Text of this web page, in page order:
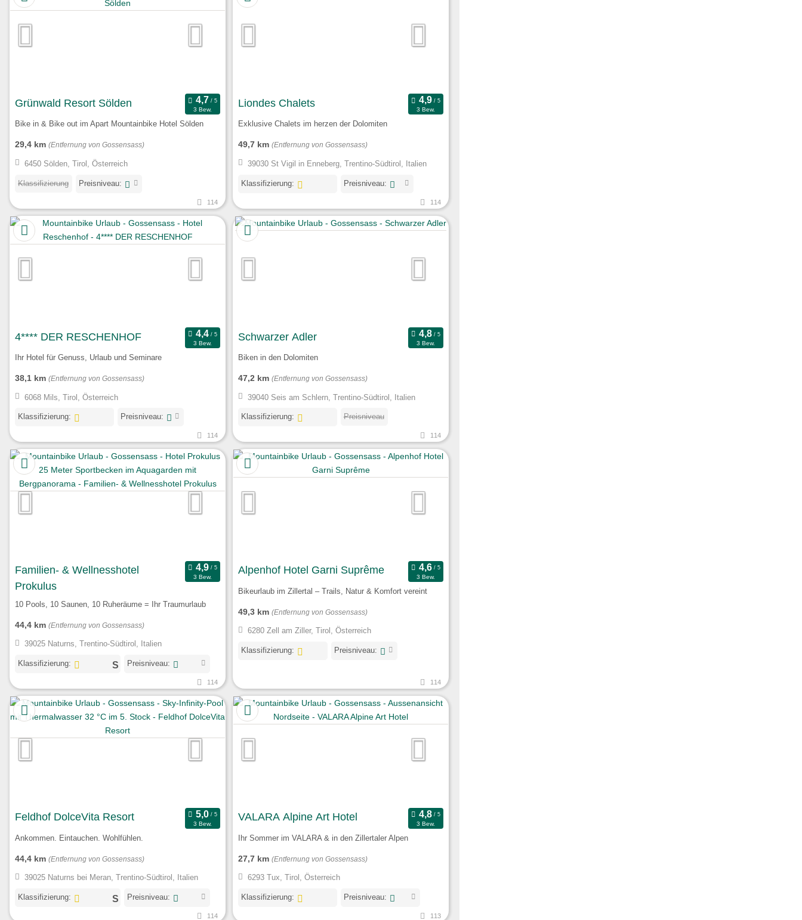
Grünwald Resort Sölden
3 Bew.
Bike in & Bike out im Apart Mountainbike Hotel Sölden
29,4 km (Entfernung von Gossensass)
6450 Sölden, Tirol, Österreich
Klassifizierung Preisniveau:
114
Liondes Chalets
3 Bew.
Exklusive Chalets im herzen der Dolomiten
49,7 km (Entfernung von Gossensass)
39030 St Vigil in Enneberg, Trentino-Südtirol, Italien
Klassifizierung: Preisniveau:
114
4**** DER RESCHENHOF
3 Bew.
Ihr Hotel für Genuss, Urlaub und Seminare
38,1 km (Entfernung von Gossensass)
6068 Mils, Tirol, Österreich
Klassifizierung: Preisniveau:
114
Schwarzer Adler
3 Bew.
Biken in den Dolomiten
47,2 km (Entfernung von Gossensass)
39040 Seis am Schlern, Trentino-Südtirol, Italien
Klassifizierung: Preisniveau
114
Familien- & Wellnesshotel
Prokulus
3 Bew.
10 Pools, 10 Saunen, 10 Ruheräume = Ihr Traumurlaub
44,4 km (Entfernung von Gossensass)
39025 Naturns, Trentino-Südtirol, Italien
Klassifizierung: Preisniveau:
114
Alpenhof Hotel Garni Suprême
3 Bew.
Bikeurlaub im Zillertal – Trails, Natur & Komfort vereint
49,3 km (Entfernung von Gossensass)
6280 Zell am Ziller, Tirol, Österreich
Klassifizierung: Preisniveau:
114
Feldhof DolceVita Resort
3 Bew.
Ankommen. Eintauchen. Wohlfühlen.
44,4 km (Entfernung von Gossensass)
39025 Naturns bei Meran, Trentino-Südtirol, Italien
Klassifizierung: Preisniveau:
114
VALARA Alpine Art Hotel
3 Bew.
Ihr Sommer im VALARA & in den Zillertaler Alpen
27,7 km (Entfernung von Gossensass)
6293 Tux, Tirol, Österreich
Klassifizierung: Preisniveau:
113